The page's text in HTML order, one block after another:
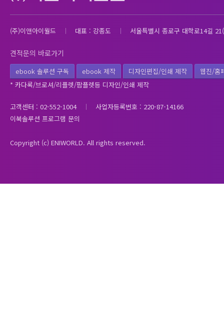
(주)이앤아이월드 대표 : 강종도 서울특별시 종로구 대학로14길
견적문의 바로가기
ebook 솔루션 구독 ebook 제작 디자인편집/인쇄 제작
웹진/홈
* 카다록/브로셔/리플렛/팜플렛등 디자인/인쇄 제작
고객센터 : 02-552-1004
사업자등록번호 : 220-87-14166
이북솔루션 프로그램 문의
Copyright (c) ENIWORLD. All rights reserved.